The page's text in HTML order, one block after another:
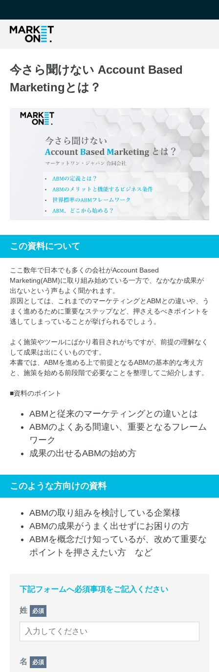
今さら聞けない Account Based
Marketingとは？
この資料について
ここ数年で日本でも多くの会社がAccount Based
Marketing(ABM)に取り組み始めている一方で、なかなか成果が
出ないという声もよく聞かれます。
原因としては、これまでのマーケティングとABMとの違いや、う
まく進めるために重要なステップなど、押さえるべきポイントを
逃してしまっていることが挙げられるでしょう。
よく施策やツールにばかり着目されがちですが、前提の理解なく
して成果は出にくいものです。
本書では、ABMを進める上で前提となるABMの基本的な考え方
と、施策を始める前段階で必要なことを整理してご紹介します。
■資料のポイント
ABMと従来のマーケティングとの違いとは
ABMのよくある間違い、重要となるフレーム
ワーク
成果の出せるABMの始め方
このような方向けの資料
ABMの取り組みを検討している企業様
ABMの成果がうまく出せずにお困りの方
ABMを概念だけ知っているが、改めて重要な
ポイントを押さえたい方 など
下記フォームへ必須事項をご記入ください
姓 必須
名 必須